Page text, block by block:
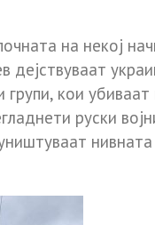
на некој
дејствуваат
групи, кои убиваат
руски